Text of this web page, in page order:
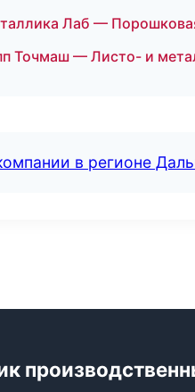
Лаб —
Точмаш — Листо- и
в регионе